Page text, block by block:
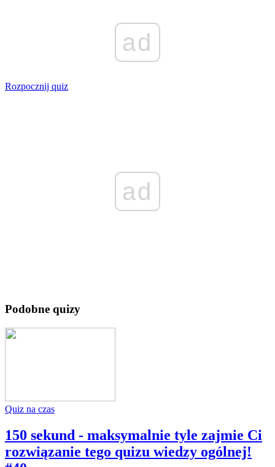
ad
Rozpocznij quiz
ad
Podobne quizy
Quiz na czas
150 sekund - maksymalnie tyle zajmie Ci
rozwiązanie tego quizu wiedzy ogólnej!